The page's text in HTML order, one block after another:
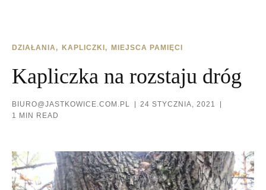
DZIAŁANIA KAPLICZKI MIEJSCA PAMIĘCI
Kapliczka na rozstaju dróg
BIURO@JASTKOWICE.COM.PL
24 STYCZNIA, 2021
1 MIN READ